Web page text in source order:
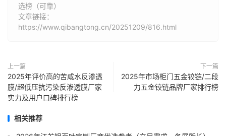
选榜（可靠）
文章链接：
https://www.qibangtong.cn/20251209/816.html
上一篇
2025年评价高的苦咸水反渗透
膜/超低压抗污染反渗透膜厂家
实力及用户口碑排行榜
下一篇
2025年市场柜门五金铰链/二段
力五金铰链品牌厂家排行榜
相关推荐